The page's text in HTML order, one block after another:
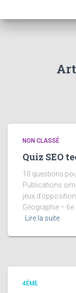
NON CLASSÉ
Quiz SEO
10 questions
Publications
jeux
Géographie –
Lire la suite
4ÈME